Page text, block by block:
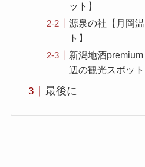
ット】
源泉の社【月岡
ト】
新潟地酒
辺の観光スポット
最後に